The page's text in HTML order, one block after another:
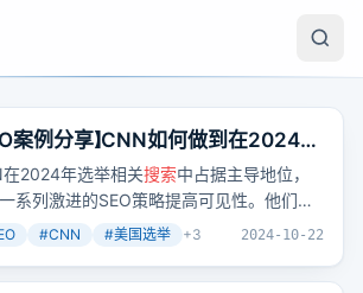
案例分享】CNN如何做到在2024年
选举相关搜索中霸占排名
2024年选举相关搜索中占据主导地位，
系列激进的SEO策略提高可见性。他们每
布新的URL，包含日期以传递新鲜度信号，
，并刷新时间戳，展示内容的时效性。高
#CNN #美国选举 +3 2024-10-22